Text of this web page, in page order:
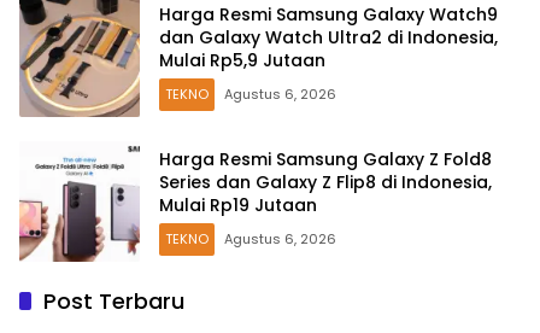
Harga Resmi Samsung Galaxy Watch9
dan Galaxy Watch Ultra2 di Indonesia,
Mulai Rp5,9 Jutaan
TEKNO Agustus 6, 2026
Harga Resmi Samsung Galaxy Z Fold8
Series dan Galaxy Z Flip8 di Indonesia,
Mulai Rp19 Jutaan
TEKNO Agustus 6, 2026
Post Terbaru